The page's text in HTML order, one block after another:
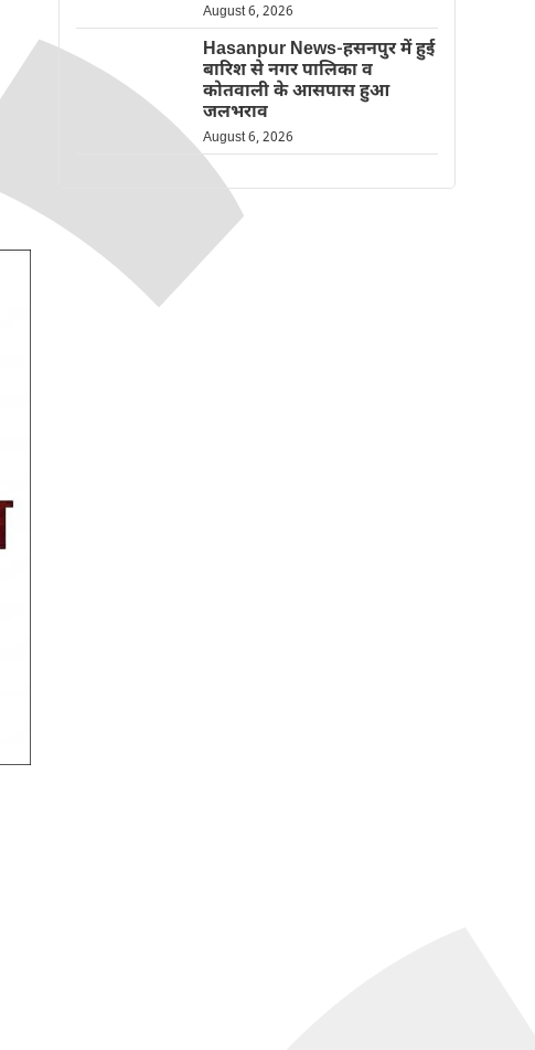
August 6, 2026
Hasanpur News-हसनपुर में हुई
बारिश से नगर पालिका व
कोतवाली के आसपास हुआ
जलभराव
August 6, 2026